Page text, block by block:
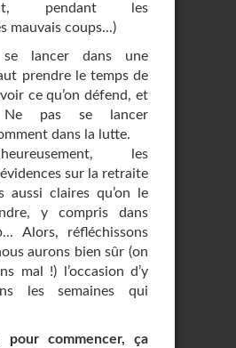
pendant les
mauvais coups...)
lancer dans une
prendre le temps de
ce qu’on défend, et
Ne pas se lancer
dans la lutte.
les
sur la retraite
aussi claires qu’on le
y compris dans
Alors, réfléchissons
aurons bien sûr (on
mal !) l’occasion d’y
les semaines qui
pour commencer, ça